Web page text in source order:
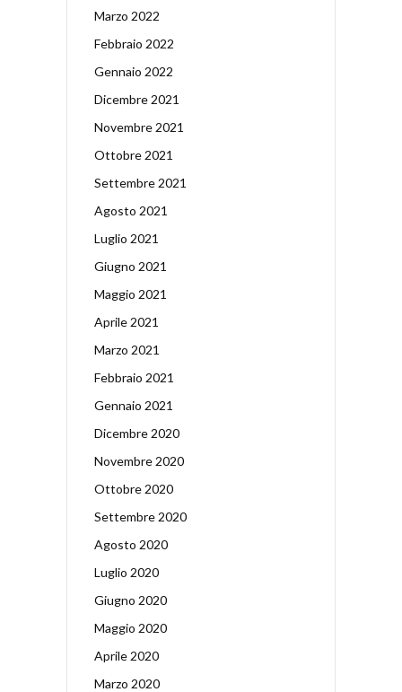
Marzo 2022
Febbraio 2022
Gennaio 2022
Dicembre 2021
Novembre 2021
Ottobre 2021
Settembre 2021
Agosto 2021
Luglio 2021
Giugno 2021
Maggio 2021
Aprile 2021
Marzo 2021
Febbraio 2021
Gennaio 2021
Dicembre 2020
Novembre 2020
Ottobre 2020
Settembre 2020
Agosto 2020
Luglio 2020
Giugno 2020
Maggio 2020
Aprile 2020
Marzo 2020